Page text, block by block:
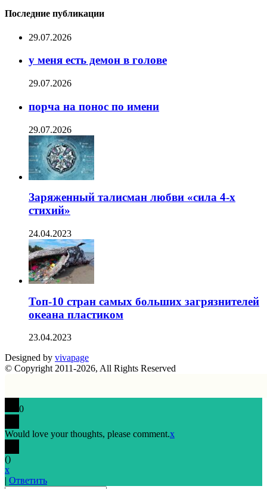
Последние публикации
29.07.2026
у меня есть демон в голове
29.07.2026
порча на понос по имени
29.07.2026
Заряженный талисман любви «сила 4-х
стихий»
24.04.2023
Топ-10 стран самых больших загрязнителей
океана пластиком
23.04.2023
Designed by vivapage
© Copyright 2011-2026, All Rights Reserved
0
Would love your thoughts, please comment.x
()
x
| Ответить